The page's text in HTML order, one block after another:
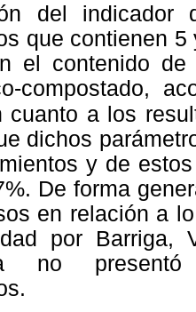
del
que contienen
el contenido
compostado,
cuanto a los
dichos
y de
De forma
en relación a
por Barriga,
no